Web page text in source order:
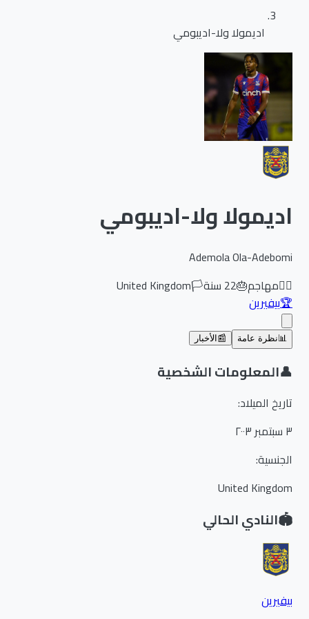
اديمولا ولا-اديبومي
اديمولا ولا-اديبومي
Ademola Ola-Adebomi
مهاجم🎂
22سنة🏳️
United Kingdom
بيفيرين
نظرة عامة 📰 الأخبار
المعلومات الشخصية
تاريخ الميلاد:
الجنسية:
United Kingdom
النادي الحالي
بيفيرين